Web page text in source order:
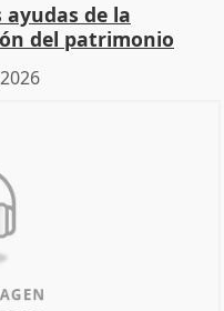
de la
del patrimonio